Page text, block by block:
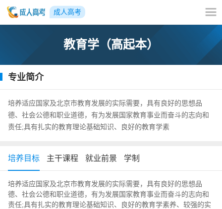
成人高考
教育学（高起本）
专业简介
培养适应国家及北京市教育发展的实际需要，具有良好的思想品
德、社会公德和职业道德，有为发展国家教育事业而奋斗的志向和
责任;具有扎实的教育理论基础知识、良好的教育学素
培养目标 主干课程 就业前景 学制
培养适应国家及北京市教育发展的实际需要，具有良好的思想品
德、社会公德和职业道德，有为发展国家教育事业而奋斗的志向和
责任;具有扎实的教育理论基础知识、良好的教育学素养、较强的实